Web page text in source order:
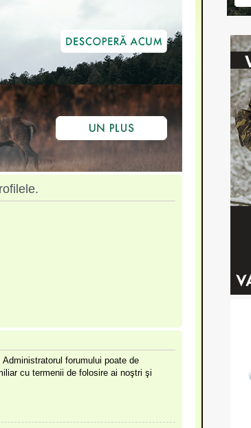
forumului poate de
cu termenii de folosire ai noştri şi